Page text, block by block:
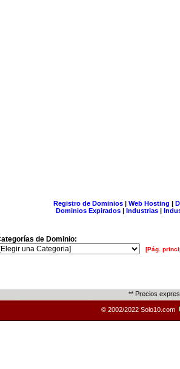
Registro de Dominios| Web Hosting |
Dominios Expirados | Industrias |
de Dominio:
[Pág.
** Precios
© 2002/2022 Solo10.com